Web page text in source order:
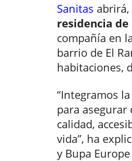
Sanitas
residencia
compañía en
barrio de El
habitaciones,
“Integramos
para asegurar
calidad,
vida”, ha
y Bupa